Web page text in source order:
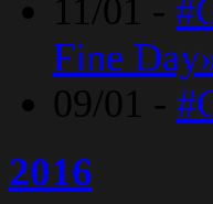
11/01 -
Fine
09/01 -
2016